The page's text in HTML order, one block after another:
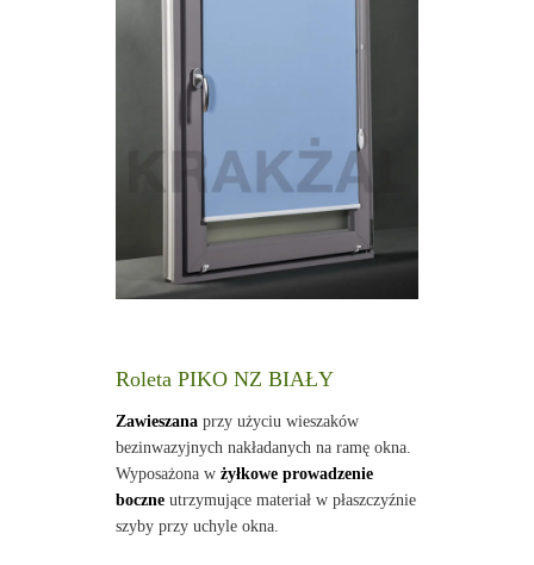
Roleta PIKO NZ BIAŁY
Zawieszanaprzy użyciu wieszaków
bezinwazyjnych nakładanych na ramę okna.
Wyposażona w żyłkowe prowadzenie
boczneutrzymujące materiał w płaszczyźnie
szyby przy uchyle okna.